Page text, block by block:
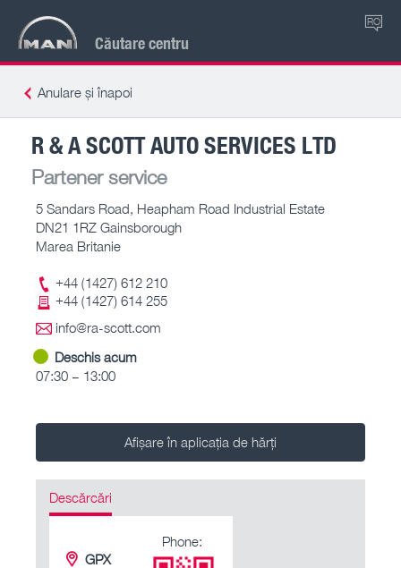
Căutare centru
RO
Anulare și înapoi
R & A SCOTT AUTO SERVICES LTD
Partener service
5 Sandars Road, Heapham Road Industrial Estate
DN21 1RZ Gainsborough
Marea Britanie
+44 (1427) 612 210
+44 (1427) 614 255
info@ra-scott.com
Deschis acum
07:30 – 13:00
Afișare în aplicația de hărți
Descărcări
GPX
Phone: